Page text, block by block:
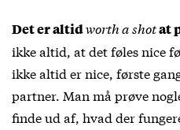
Det er altidworth a shotat
ikke altid, at det føles nice
ikke altid er nice, første
partner. Man må prøve
finde ud af, hvad der